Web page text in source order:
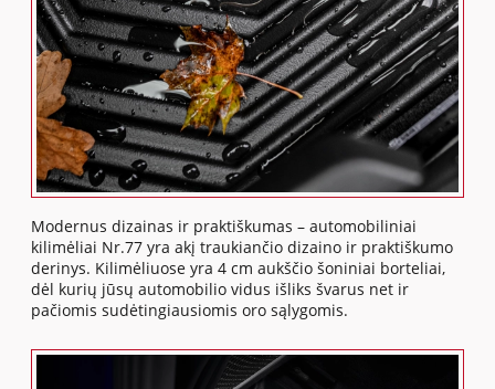
Modernus dizainas ir praktiškumas – automobiliniai
kilimėliai Nr.77 yra akį traukiančio dizaino ir praktiškumo
derinys. Kilimėliuose yra 4 cm aukščio šoniniai borteliai,
dėl kurių jūsų automobilio vidus išliks švarus net ir
pačiomis sudėtingiausiomis oro sąlygomis.